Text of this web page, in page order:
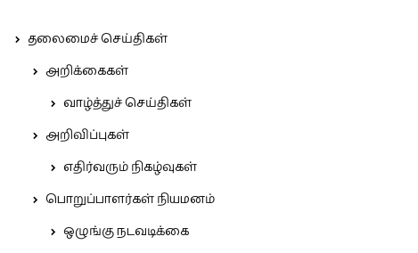
தலைமைச் செய்திகள்
அறிக்கைகள்
வாழ்த்துச் செய்திகள்
அறிவிப்புகள்
எதிர்வரும் நிகழ்வுகள்
பொறுப்பாளர்கள் நியமனம்
ஒழுங்கு நடவடிக்கை